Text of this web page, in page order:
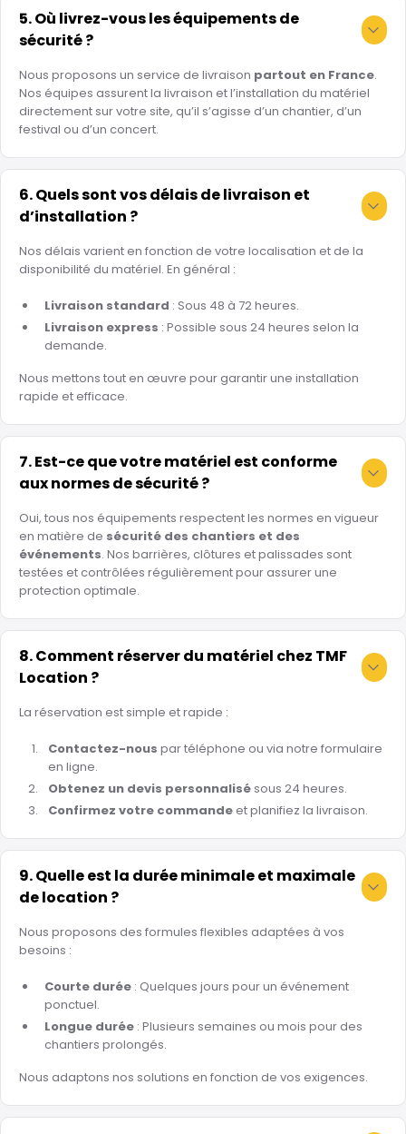
5. Où livrez-vous les équipements de
sécurité ?
Nous proposons un service de livraison partout en France.
Nos équipes assurent la livraison et l’installation du matériel
directement sur votre site, qu’il s’agisse d’un chantier, d’un
festival ou d’un concert.
6. Quels sont vos délais de livraison et
d’installation ?
Nos délais varient en fonction de votre localisation et de la
disponibilité du matériel. En général :
Livraison standard : Sous 48 à 72 heures.
Livraison express : Possible sous 24 heures selon la
demande.
Nous mettons tout en œuvre pour garantir une installation
rapide et efficace.
7. Est-ce que votre matériel est conforme
aux normes de sécurité ?
Oui, tous nos équipements respectent les normes en vigueur
en matière de sécurité des chantiers et des
événements. Nos barrières, clôtures et palissades sont
testées et contrôlées régulièrement pour assurer une
protection optimale.
8. Comment réserver du matériel chez TMF
Location ?
La réservation est simple et rapide :
Contactez-nous par téléphone ou via notre formulaire
en ligne.
Obtenez un devis personnalisé sous 24 heures.
Confirmez votre commande et planifiez la livraison.
9. Quelle est la durée minimale et maximale
de location ?
Nous proposons des formules flexibles adaptées à vos
besoins :
Courte durée : Quelques jours pour un événement
ponctuel.
Longue durée : Plusieurs semaines ou mois pour des
chantiers prolongés.
Nous adaptons nos solutions en fonction de vos exigences.